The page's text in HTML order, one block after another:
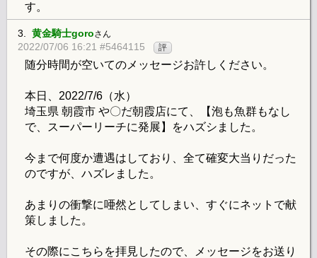
す。
3. 黄金騎士goroさん
2022/07/06 16:21 #5464115 評
随分時間が空いてのメッセージお許しください。
本日、2022/7/6（水）
埼玉県 朝霞市 や〇だ朝霞店にて、【泡も魚群もなし
で、スーパーリーチに発展】をハズシました。
今まで何度か遭遇はしており、全て確変大当りだった
のですが、ハズレました。
あまりの衝撃に唖然としてしまい、すぐにネットで献
策しました。
その際にこちらを拝見したので、メッセージをお送り